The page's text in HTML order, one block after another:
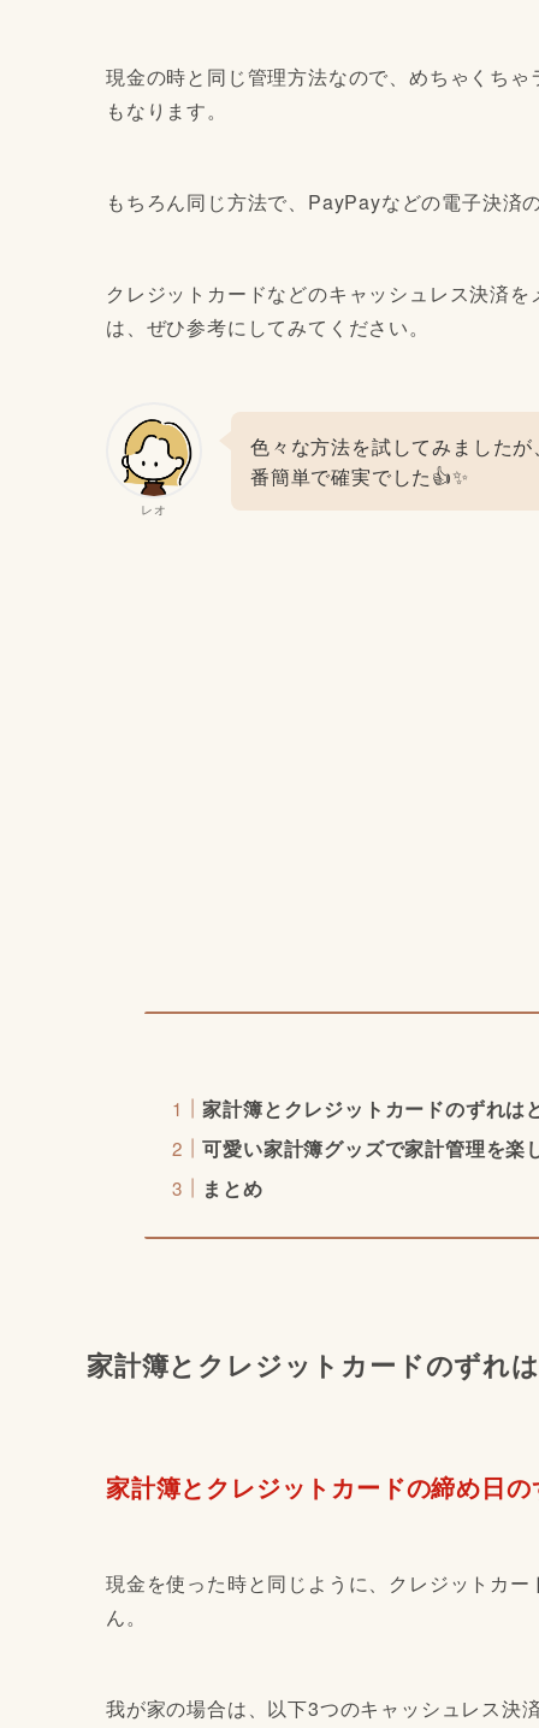
現金の時と同じ管理方法なので、めちゃくち
もなります。
もちろん同じ方法で、PayPayなどの電子決済
クレジットカードなどのキャッシュレス決済
は、ぜひ参考にしてみてください。
レオ
色々な方法を試してみました
番簡単で確実でした👍✨
家計簿とクレジットカードのずれは
可愛い家計簿グッズで家計管理を楽
まとめ
家計簿とクレジットカードのずれ
家計簿とクレジットカードの締め日
現金を使った時と同じように、クレジットカ
ん。
我が家の場合は、以下3つのキャッシュレス決